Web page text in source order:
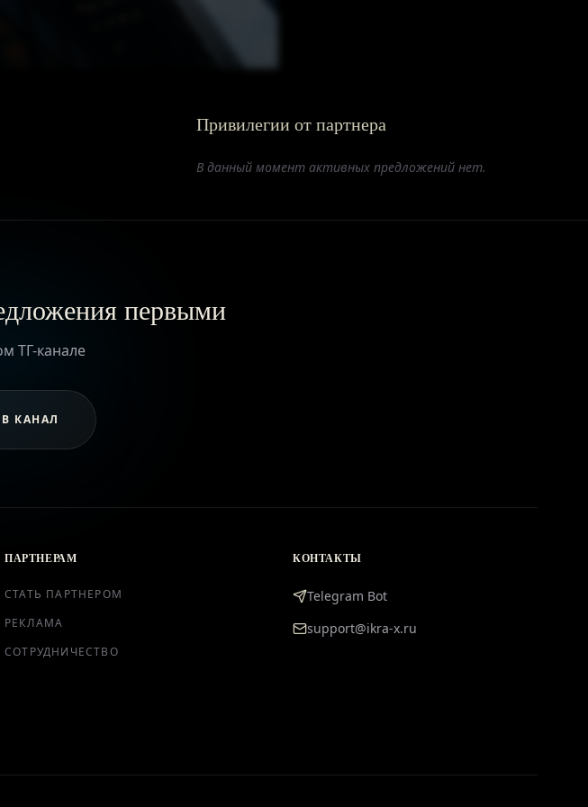
Привилегии от партнера
В данный момент активных предложений нет.
первыми
ТГ-канале
КАНАЛ
ПАРТНЕРАМ
СТАТЬ ПАРТНЕРОМ
РЕКЛАМА
СОТРУДНИЧЕСТВО
КОНТАКТЫ
Telegram Bot
support@ikra-x.ru